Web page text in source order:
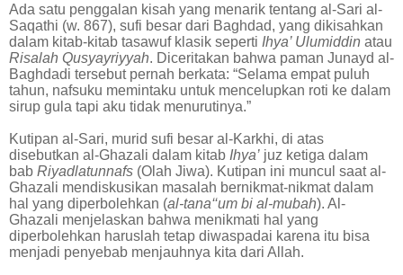
Ada satu penggalan kisah yang menarik tentang al-Sari al-
Saqathi (w. 867), sufi besar dari Baghdad, yang dikisahkan
dalam kitab-kitab tasawuf klasik seperti Ihya’ Ulumiddin atau
Risalah Qusyayriyyah. Diceritakan bahwa paman Junayd al-
Baghdadi tersebut pernah berkata: “Selama empat puluh
tahun, nafsuku memintaku untuk mencelupkan roti ke dalam
sirup gula tapi aku tidak menurutinya.”
Kutipan al-Sari, murid sufi besar al-Karkhi, di atas
disebutkan al-Ghazali dalam kitab Ihya’ juz ketiga dalam
bab Riyadlatunnafs (Olah Jiwa). Kutipan ini muncul saat al-
Ghazali mendiskusikan masalah bernikmat-nikmat dalam
hal yang diperbolehkan (al-tana‘‘um bi al-mubah). Al-
Ghazali menjelaskan bahwa menikmati hal yang
diperbolehkan haruslah tetap diwaspadai karena itu bisa
menjadi penyebab menjauhnya kita dari Allah.